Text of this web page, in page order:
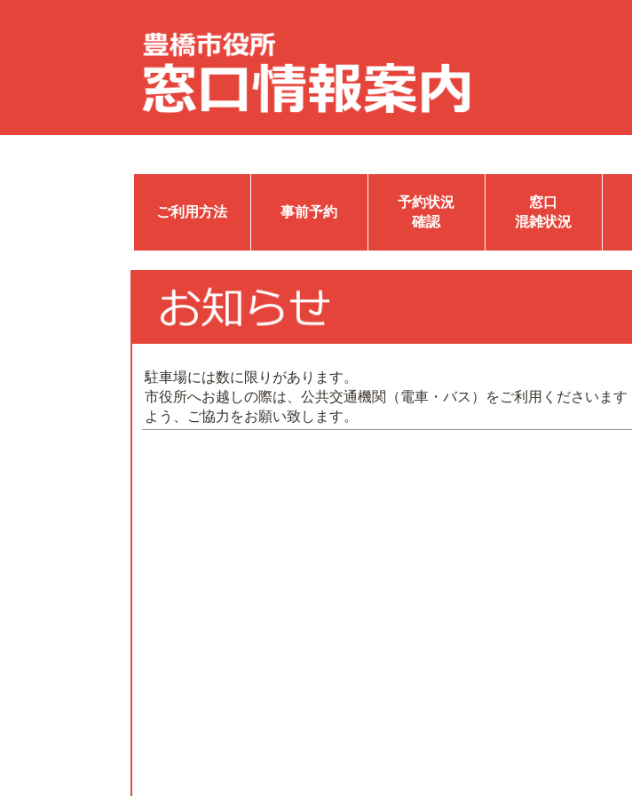
ご利用方法 事前予約
予約状況
確認
窓口
混雑状況
駐車場には数に限りがあります。
市役所へお越しの際は、公共交通機関（電車・バス）をご利用くださいます
よう、ご協力をお願い致します。